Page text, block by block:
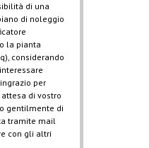
di una
di noleggio
la pianta
considerando
per
di vostro
gentilmente di
tramite mail
con gli altri